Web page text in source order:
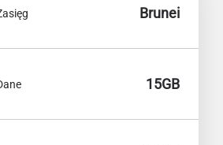
Brunei
15GB